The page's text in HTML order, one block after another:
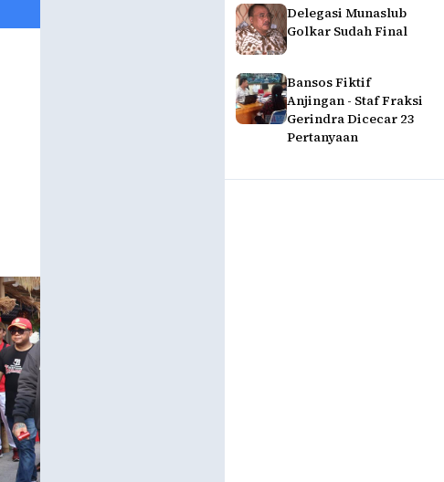
Delegasi Munaslub
Golkar Sudah Final
Bansos Fiktif
Anjingan - Staf Fraksi
Gerindra Dicecar 23
Pertanyaan